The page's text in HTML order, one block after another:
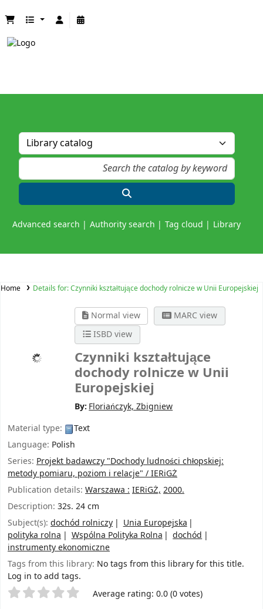
Advanced search Authority search Tag cloud Library
Home Details for:Czynniki kształtujące dochody rolnicze w Unii Europejskiej
Normal view
MARC view
ISBD view
Czynniki kształtujące
dochody rolnicze w Unii
Europejskiej
By: Floriańczyk, Zbigniew
Material type:
Text
Language: Polish
Series: Projekt badawczy "Dochody ludności chłopskiej:
metody pomiaru, poziom i relacje" / IERiGŻ
Publication details: Warszawa :IERiGŻ,2000.
Description: 32s. 24 cm
Subject(s): dochód rolniczy
Unia Europejska
polityka rolna
Wspólna Polityka Rolna
dochód
instrumenty ekonomiczne
Tags from this library: No tags from this library for this title.
Log in to add tags.
Star ratings Average rating: 0.0 (0 votes)